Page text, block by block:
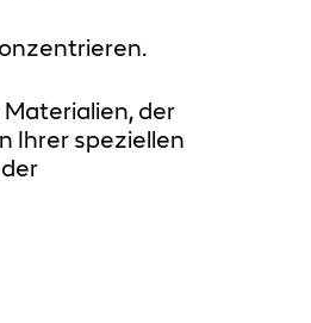
der
Ihrer speziellen